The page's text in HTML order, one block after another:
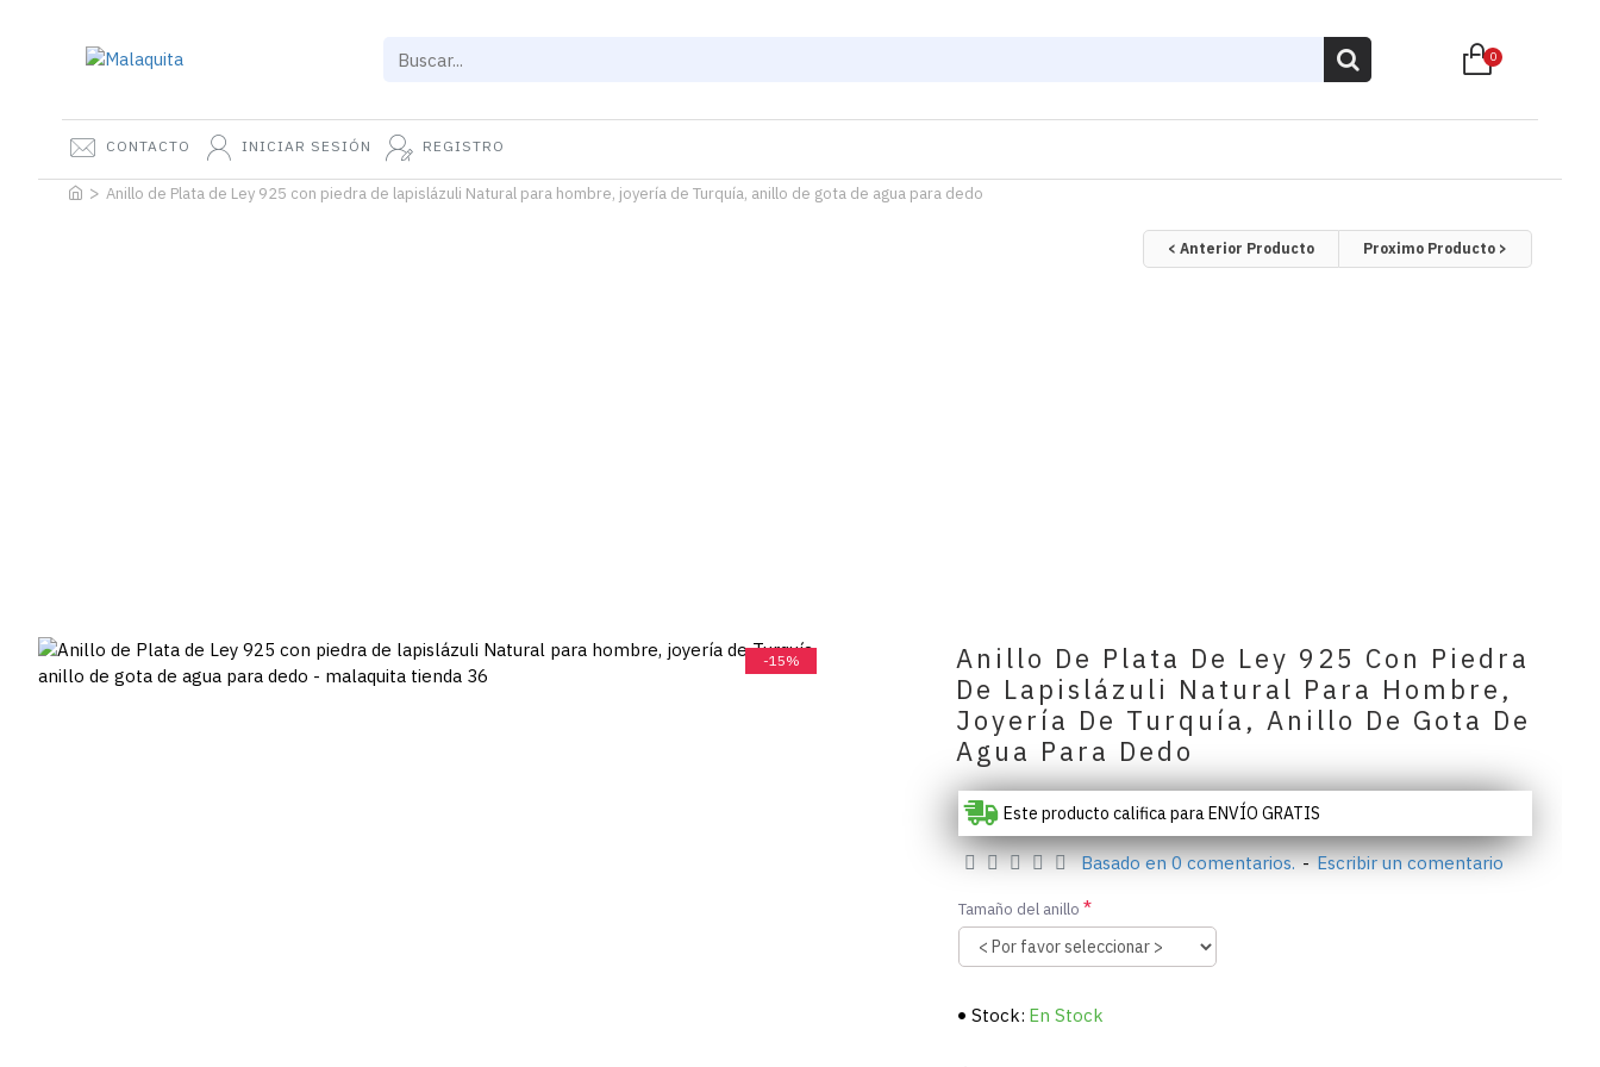
0
CONTACTO INICIAR SESIÓN REGISTRO
Anillo de Plata de Ley 925 con piedra de lapislázuli Natural para hombre, joyería de Turquía, anillo de gota de agua para dedo
< Anterior Producto Proximo Producto >
-15%
Anillo De Plata De Ley 925 Con Piedra
De Lapislázuli Natural Para Hombre,
Joyería De Turquía, Anillo De Gota De
Agua Para Dedo
Este producto califica para ENVÍO GRATIS
Basado en 0 comentarios. - Escribir un comentario
Stock: En Stock
Tamaño del anillo